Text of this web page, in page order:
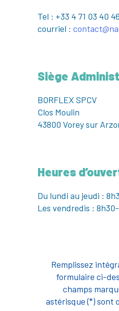
Tel : +33 4 71 03 40 46
courriel :
Siège
BORFLEX SPCV
Clos Moulin
43800 Vorey sur
Heures
Du lundi au jeudi :
Les vendredis :
Remplissez
formulaire ci-
champs
astérisque (*) sont